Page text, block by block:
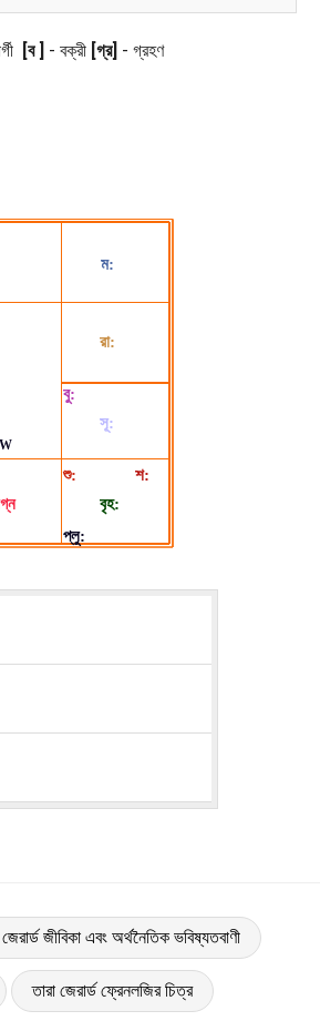
[ব ] - বক্রী [গ্র] - গ্রহণ
জেরার্ড জীবিকা এবং অর্থনৈতিক ভবিষ্যতবাণী
তারা জেরার্ড ফ্রেনলজির চিত্র